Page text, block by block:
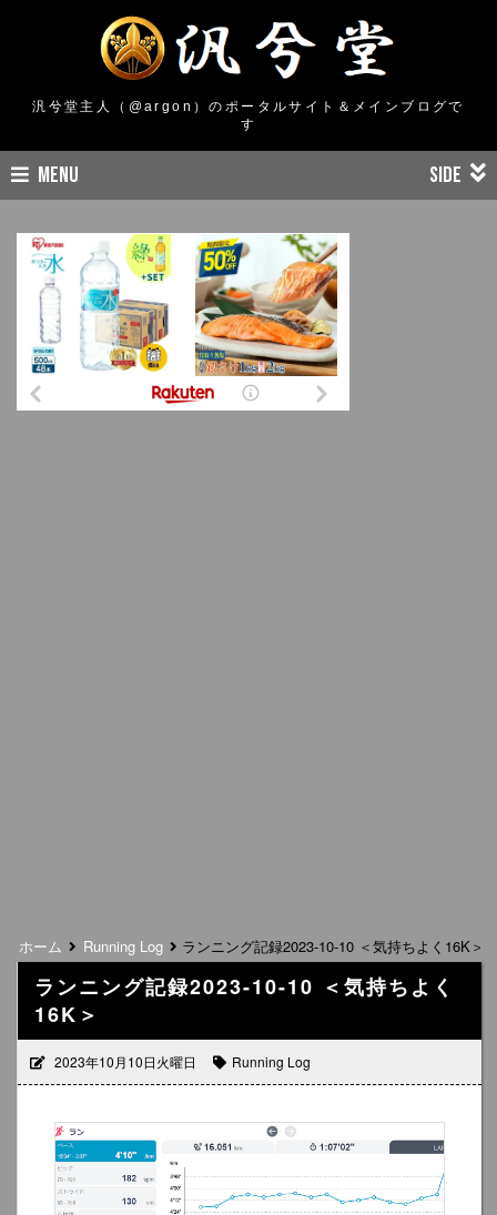
汎兮堂主人（@argon）のポータルサイト＆メインブログで
す
MENU SIDE
ホーム Running Log ランニング記録2023-10-10 ＜気持ちよく16K＞
ランニング記録2023-10-10 ＜気持ちよく
16K＞
2023年10月10日火曜日 Running Log